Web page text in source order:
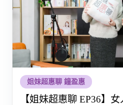
姐妹超惠聊 鐘盈惠
【姐妹超惠聊 EP36】